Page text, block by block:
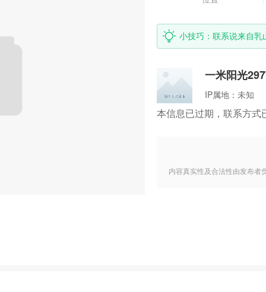
小技巧：联系说来自
一米阳光
IP属地： 未知
本信息已过期，联系方式
内容真实性及合法性由发布者